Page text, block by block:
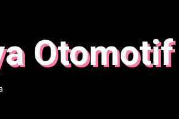
Otomotif